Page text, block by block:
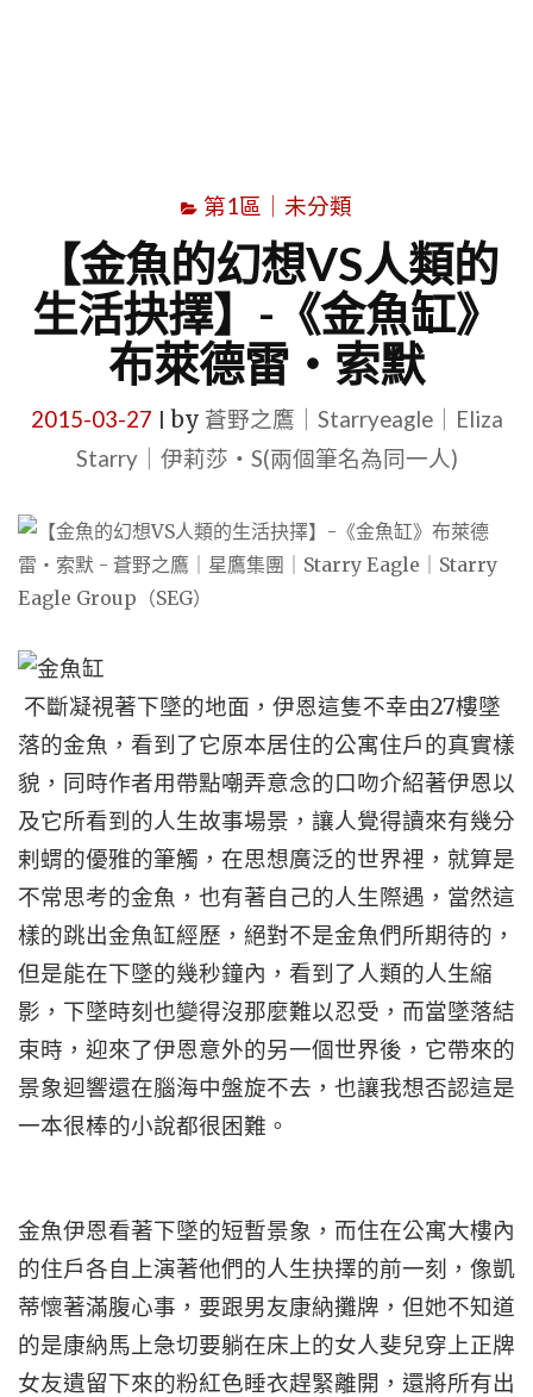
第1區｜未分類
【金魚的幻想VS人類的
生活抉擇】-《金魚缸》
布萊德雷・索默
2015-03-27 by 蒼野之鷹｜Starryeagle｜Eliza
Starry｜伊莉莎・S(兩個筆名為同一人)
不斷凝視著下墜的地面，伊恩這隻不幸由27樓墜
落的金魚，看到了它原本居住的公寓住戶的真實樣
貌，同時作者用帶點嘲弄意念的口吻介紹著伊恩以
及它所看到的人生故事場景，讓人覺得讀來有幾分
剌蝟的優雅的筆觸，在思想廣泛的世界裡，就算是
不常思考的金魚，也有著自己的人生際遇，當然這
樣的跳出金魚缸經歷，絕對不是金魚們所期待的，
但是能在下墜的幾秒鐘內，看到了人類的人生縮
影，下墜時刻也變得沒那麼難以忍受，而當墜落結
束時，迎來了伊恩意外的另一個世界後，它帶來的
景象迴響還在腦海中盤旋不去，也讓我想否認這是
一本很棒的小說都很困難。
金魚伊恩看著下墜的短暫景象，而住在公寓大樓內
的住戶各自上演著他們的人生抉擇的前一刻，像凱
蒂懷著滿腹心事，要跟男友康納攤牌，但她不知道
的是康納馬上急切要躺在床上的女人斐兒穿上正牌
女友遺留下來的粉紅色睡衣趕緊離開，還將所有出